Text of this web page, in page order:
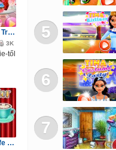
Marie Prepares Treat
3K
től
Baby Taylor Cafe Chef
5
6
7